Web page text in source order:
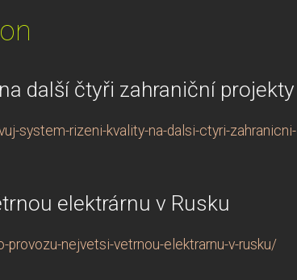
další čtyři zahraniční projekty
system-rizeni-kvality-na-dalsi-ctyri-zahranicni-
elektrárnu v Rusku
nejvetsi-vetrnou-elektrarnu-v-rusku/